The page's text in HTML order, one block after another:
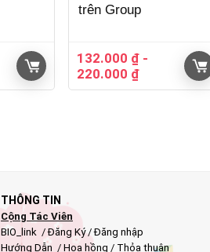
trên Group
132.000 ₫-
220.000 ₫
THÔNG TIN
Cộng Tác Viên
BIO_link /Đăng Ký /Đăng nhập
Hướng Dẫn / Hoa hồng /Thỏa thuận